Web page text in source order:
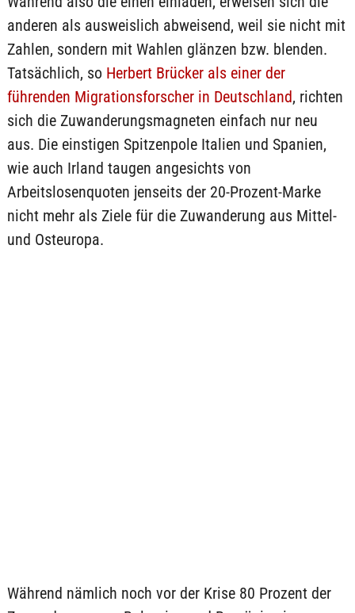
anderen als ausweislich abweisend, weil sie nicht mit
Zahlen, sondern mit Wahlen glänzen bzw. blenden.
Tatsächlich, so Herbert Brücker als einer der
führenden Migrationsforscher in Deutschland, richten
sich die Zuwanderungsmagneten einfach nur neu
aus. Die einstigen Spitzenpole Italien und Spanien,
wie auch Irland taugen angesichts von
Arbeitslosenquoten jenseits der 20-Prozent-Marke
nicht mehr als Ziele für die Zuwanderung aus Mittel-
und Osteuropa.
Während nämlich noch vor der Krise 80 Prozent der